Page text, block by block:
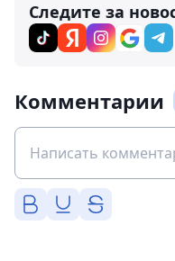
Следите за
Комментарии